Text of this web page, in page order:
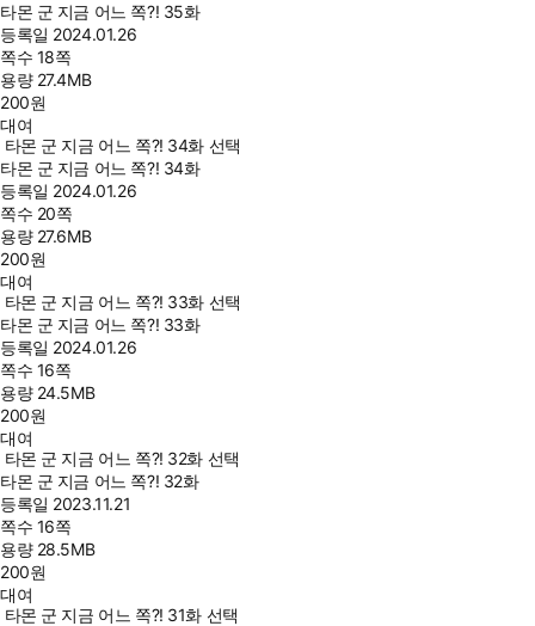
타몬 군 지금 어느 쪽?! 35화
등록일 2024.01.26
쪽수 18쪽
용량 27.4MB
200원
대여
타몬 군 지금 어느 쪽?! 34화 선택
타몬 군 지금 어느 쪽?! 34화
등록일 2024.01.26
쪽수 20쪽
용량 27.6MB
200원
대여
타몬 군 지금 어느 쪽?! 33화 선택
타몬 군 지금 어느 쪽?! 33화
등록일 2024.01.26
쪽수 16쪽
용량 24.5MB
200원
대여
타몬 군 지금 어느 쪽?! 32화 선택
타몬 군 지금 어느 쪽?! 32화
등록일 2023.11.21
쪽수 16쪽
용량 28.5MB
200원
대여
타몬 군 지금 어느 쪽?! 31화 선택